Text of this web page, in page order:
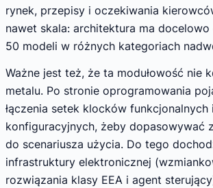
rynek, przepisy i oczekiwania
nawet skala: architektura ma docelowo
50 modeli w różnych kategoriach
Ważne jest też, że ta modułowość nie
metalu. Po stronie oprogramowania
łączenia setek klocków
konfiguracyjnych, żeby dopasowywać
do scenariusza użycia. Do tego
infrastruktury elektronicznej
rozwiązania klasy EEA i agent